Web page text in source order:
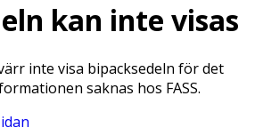
kan inte visas
inte visa bipacksedeln för det
saknas hos FASS.